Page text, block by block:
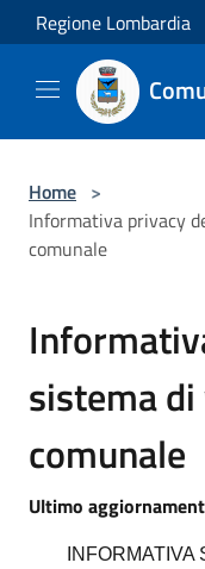
Salta al contenuto
Regione Lombardia
Home >
Informativa privacy
comunale
sistema
comunale
Ultimo
INFORMATIVA